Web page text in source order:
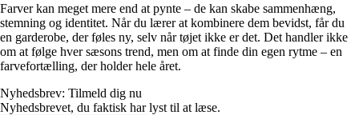
Farver kan meget mere end at pynte – de kan skabe sammenhæng,
stemning og identitet. Når du lærer at kombinere dem bevidst, får du
en garderobe, der føles ny, selv når tøjet ikke er det. Det handler ikke
om at følge hver sæsons trend, men om at finde din egen rytme – en
farvefortælling, der holder hele året.
Nyhedsbrev: Tilmeld dig nu
Nyhedsbrevet, du faktisk har lyst til at læse.